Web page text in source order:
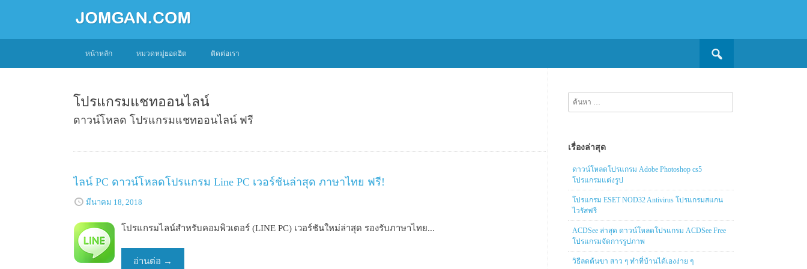
SKIP
หน้าหลัก หมวดหมู่ยอดฮิต ติดต่อเรา
โปรแกรมแชทออนไลน์
ดาวน์โหลด โปรแกรมแชทออนไลน์ ฟรี
ไลน์ PC ดาวน์โหลดโปรแกรม Line PC เวอร์ชันล่าสุด ภาษาไทย ฟรี!
มีนาคม 18, 2018
โปรแกรมไลน์สำหรับคอมพิวเตอร์ (LINE PC) เวอร์ชันใหม่ล่าสุด รองรับภาษาไทย...
อ่านต่อ →
ค้นหา
เรื่องล่าสุด
ดาวน์โหลดโปรแกรม Adobe Photoshop cs5
โปรแกรมแต่งรูป
โปรแกรม ESET NOD32 Antivirus โปรแกรมสแกน
ไวรัสฟรี
ACDSee ล่าสุด ดาวน์โหลดโปรแกรม ACDSee Free
โปรแกรมจัดการรูปภาพ
วิธีลดต้นขา สาว ๆ ทำที่บ้านได้เองง่าย ๆ